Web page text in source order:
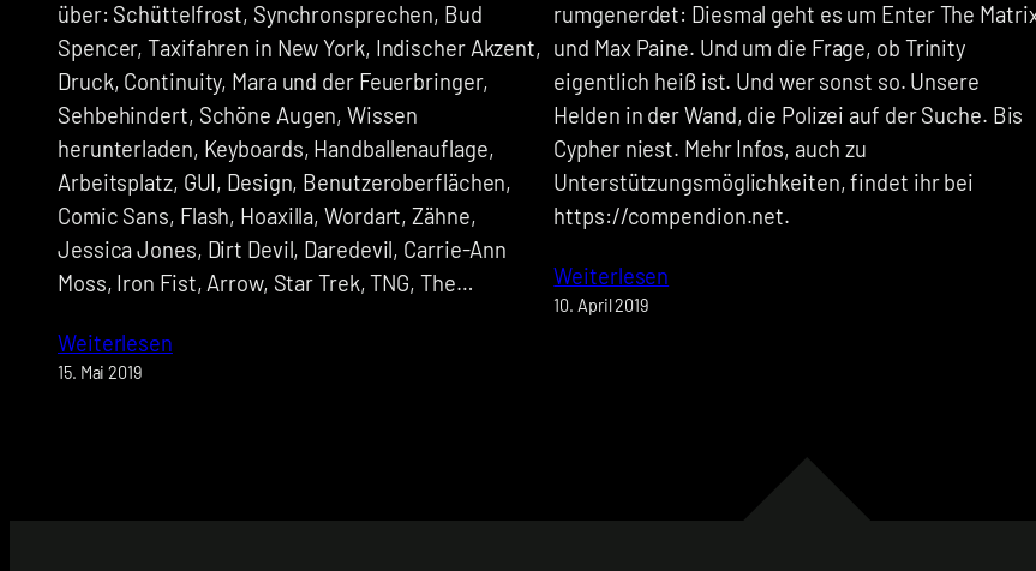
über: Schüttelfrost, Synchronsprechen, Bud
Spencer, Taxifahren in New York, Indischer Akzent,
Druck, Continuity, Mara und der Feuerbringer,
Sehbehindert, Schöne Augen, Wissen
herunterladen, Keyboards, Handballenauflage,
Arbeitsplatz, GUI, Design, Benutzeroberflächen,
Comic Sans, Flash, Hoaxilla, Wordart, Zähne,
Jessica Jones, Dirt Devil, Daredevil, Carrie-Ann
Moss, Iron Fist, Arrow, Star Trek, TNG, The…
Weiterlesen
15. Mai 2019
rumgenerdet: Diesmal geht es um Enter The
und Max Paine. Und um die Frage, ob Trinity
eigentlich heiß ist. Und wer sonst so. Unsere
Helden in der Wand, die Polizei auf der Suche. Bis
Cypher niest. Mehr Infos, auch zu
Unterstützungsmöglichkeiten, findet ihr bei
https://compendion.net.
Weiterlesen
10. April 2019